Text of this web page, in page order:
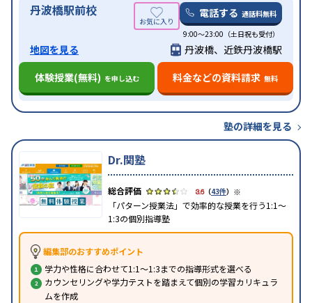
丹波橋駅前校 電話する 通話料無料
9:00～23:00（土日祝も受付）
地図を見る
丹波橋、近鉄丹波橋駅
体験授業(無料) を申し込む 料金などの資料請求 無料
塾の詳細を見る
Dr.関塾
3.6（43件） ※
「パターン授業法」で効率的な授業を行う1:1～
1:3の個別指導塾
編集部のおすすめポイント
学力や性格に合わせて1:1～1:3までの指導形式を選べる
カウンセリングや学力テストを踏まえて個別の学習カリキュラ
ムを作成